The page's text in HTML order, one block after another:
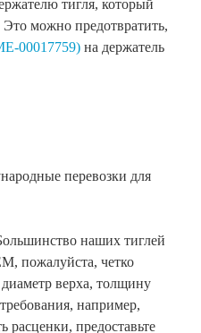
тигля, который
можно предотвратить,
00017759) на держатель
перевозки для
наших тиглей
пожалуйста, четко
верха, толщину
например,
расценки, предоставьте